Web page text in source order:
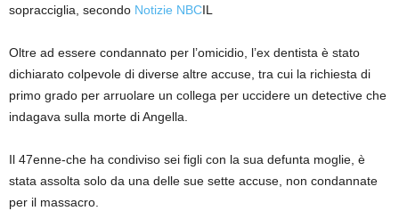
sopracciglia, secondo Notizie NBCIL
Oltre ad essere condannato per l’omicidio, l’ex dentista è stato
dichiarato colpevole di diverse altre accuse, tra cui la richiesta di
primo grado per arruolare un collega per uccidere un detective che
indagava sulla morte di Angella.
Il 47enne-che ha condiviso sei figli con la sua defunta moglie, è
stata assolta solo da una delle sue sette accuse, non condannate
per il massacro.